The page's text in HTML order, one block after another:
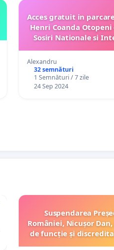
Acces gratuit in
Henri Coanda
Sosiri Nationale si
Alexandru
32 semnături
1 Semnături / 7 zile
24 Sep 2024
Suspendarea
României, Nicușor
de funcție și